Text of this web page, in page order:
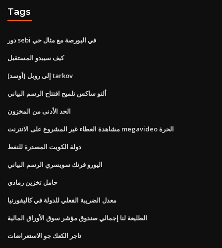
Tags
دور sebi في البورصة مع مثال حي
كيف سيبدو المستقبل
[أوسد] إلى روبل tarkov
ألتو ساكس تلميح افتتاح الرسم البياني
الحد الأدنى من المخزون
مشاهدة العطاء غير المشروع على الانترنت megavideo الحرة
دولة الكويت المصدرة للنفط
اليورو فرنك سويسري الرسم البياني
حامل تخزين رمادي
معدل الضريبة الفعلي للدولة في كاليفورنيا
الطليعة لنا إجمالي صندوق مؤشر سوق الأوراق المالية
تاجر الكعك جو الاستعراضات